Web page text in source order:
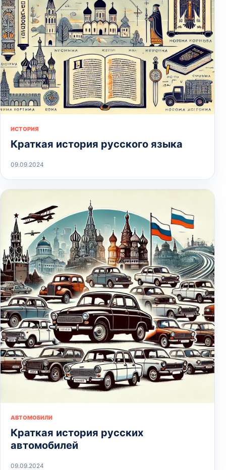
ИСТОРИЯ
Краткая история русского языка
09.09.2024
АВТОМОБИЛИ
Краткая история русских
автомобилей
09.09.2024